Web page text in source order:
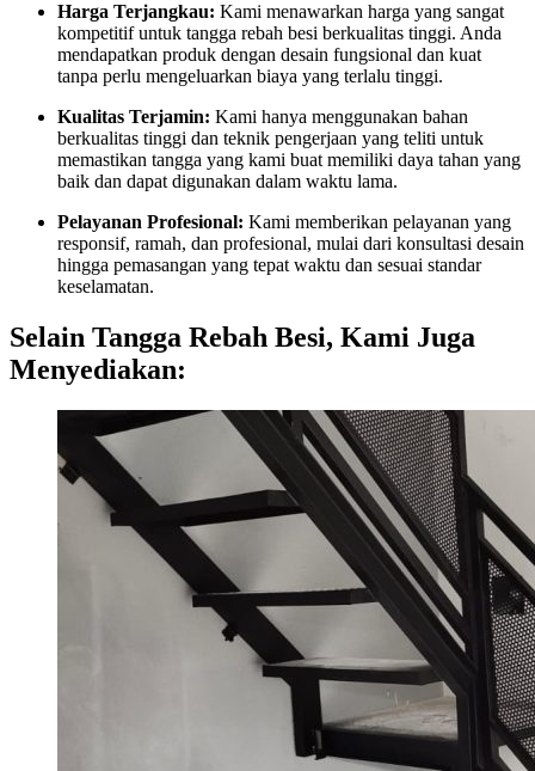
Harga Terjangkau: Kami menawarkan harga yang sangat
kompetitif untuk tangga rebah besi berkualitas tinggi. Anda
mendapatkan produk dengan desain fungsional dan kuat
tanpa perlu mengeluarkan biaya yang terlalu tinggi.
Kualitas Terjamin: Kami hanya menggunakan bahan
berkualitas tinggi dan teknik pengerjaan yang teliti untuk
memastikan tangga yang kami buat memiliki daya tahan yang
baik dan dapat digunakan dalam waktu lama.
Pelayanan Profesional: Kami memberikan pelayanan yang
responsif, ramah, dan profesional, mulai dari konsultasi desain
hingga pemasangan yang tepat waktu dan sesuai standar
keselamatan.
Selain Tangga Rebah Besi, Kami Juga
Menyediakan: